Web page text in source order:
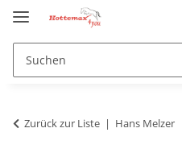
Zurück zur Liste Hans Melzer